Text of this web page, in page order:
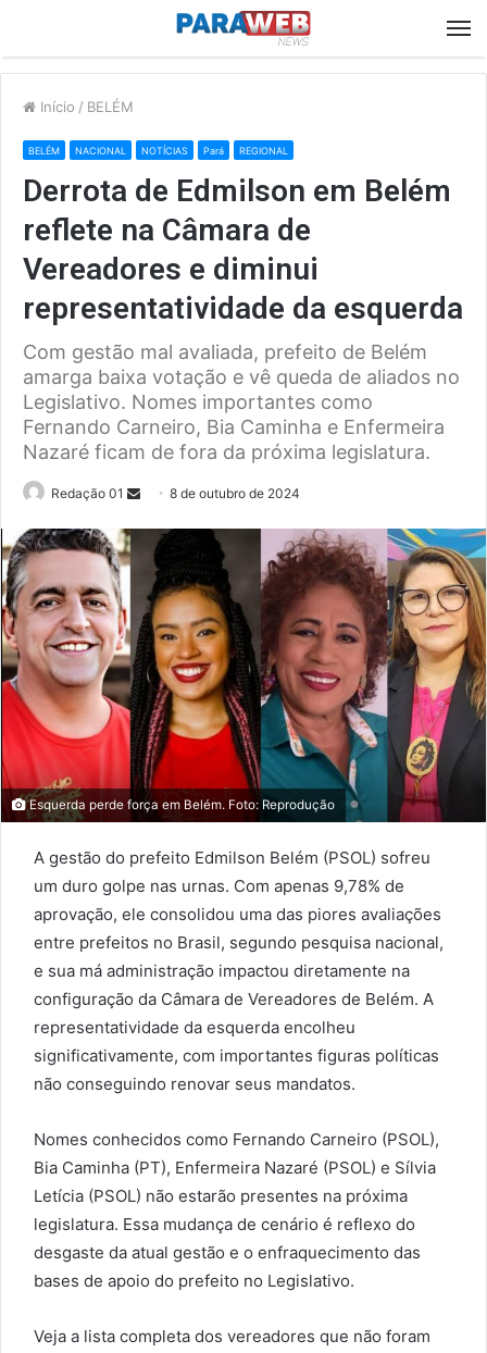
Início / BELÉM
BELÉM NACIONAL NOTÍCIAS Pará REGIONAL
Derrota de Edmilson em Belém
reflete na Câmara de
Vereadores e diminui
representatividade da esquerda
Com gestão mal avaliada, prefeito de Belém
amarga baixa votação e vê queda de aliados no
Legislativo. Nomes importantes como
Fernando Carneiro, Bia Caminha e Enfermeira
Nazaré ficam de fora da próxima legislatura.
Redação 01
Send
email
8 de outubro de 2024
Esquerda perde força em Belém. Foto: Reprodução
A gestão do prefeito Edmilson Belém (PSOL) sofreu
um duro golpe nas urnas. Com apenas 9,78% de
aprovação, ele consolidou uma das piores avaliações
entre prefeitos no Brasil, segundo pesquisa nacional,
e sua má administração impactou diretamente na
configuração da Câmara de Vereadores de Belém. A
representatividade da esquerda encolheu
significativamente, com importantes figuras políticas
não conseguindo renovar seus mandatos.
Nomes conhecidos como Fernando Carneiro (PSOL),
Bia Caminha (PT), Enfermeira Nazaré (PSOL) e Sílvia
Letícia (PSOL) não estarão presentes na próxima
legislatura. Essa mudança de cenário é reflexo do
desgaste da atual gestão e o enfraquecimento das
bases de apoio do prefeito no Legislativo.
Veja a lista completa dos vereadores que não foram